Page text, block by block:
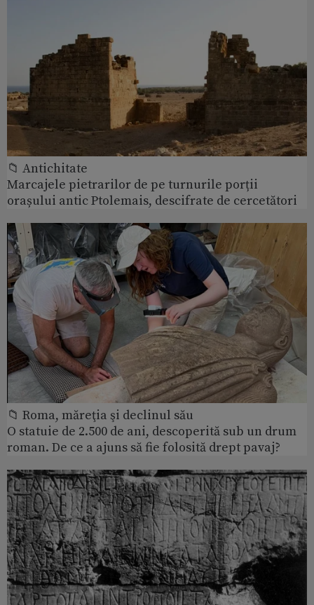
📁 Antichitate
Marcajele pietrarilor de pe turnurile porții
orașului antic Ptolemais, descifrate de cercetători
📁 Roma, măreţia şi declinul său
O statuie de 2.500 de ani, descoperită sub un drum
roman. De ce a ajuns să fie folosită drept pavaj?